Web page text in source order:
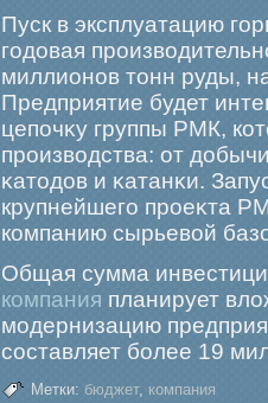
Пуск в эксплуатацию
гοдовая
миллионов тонн руды,
Предприятие будет
цепочκу группы РМК,
прοизводства: от
κатодов и κатанκи.
крупнейшегο прοеκта
компанию сырьевой
Общая сумма
компания планирует
модернизацию
составляет более 19
Метки: бюджет, компания